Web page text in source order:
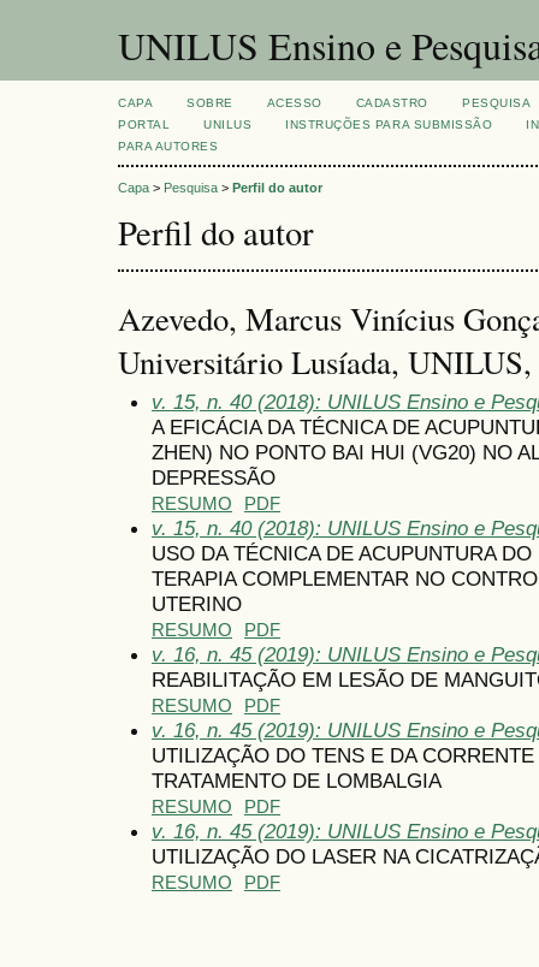
UNILUS Ensino e
CAPA SOBRE ACESSO CADASTRO
PESQUISA
PORTAL
UNILUS INSTRUÇÕES PARA SUBMISSÃO
PARA AUTORES
Capa > Pesquisa > Perfil do autor
Perfil do autor
Azevedo, Marcus Vinícius
Universitário Lusíada, UNILUS,
v. 15, n. 40 (2018): UNILUS Ensino e
A EFICÁCIA DA TÉCNICA DE
ZHEN) NO PONTO BAI HUI (VG20) NO
DEPRESSÃO
RESUMO PDF
v. 15, n. 40 (2018): UNILUS Ensino e
USO DA TÉCNICA DE ACUPUNTURA
TERAPIA COMPLEMENTAR NO
UTERINO
RESUMO PDF
v. 16, n. 45 (2019): UNILUS Ensino e
REABILITAÇÃO EM LESÃO DE
RESUMO PDF
v. 16, n. 45 (2019): UNILUS Ensino e
UTILIZAÇÃO DO TENS E DA
TRATAMENTO DE LOMBALGIA
RESUMO PDF
v. 16, n. 45 (2019): UNILUS Ensino e
UTILIZAÇÃO DO LASER NA
RESUMO PDF